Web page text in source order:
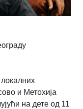
и Метохија
на дете од 11